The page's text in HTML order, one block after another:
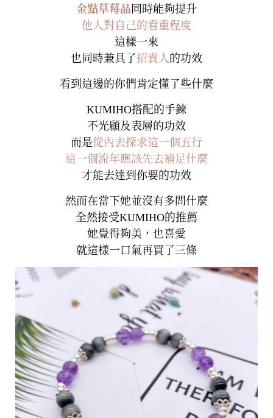
金點草莓晶 同時能夠提升
他人對自己的看重程度
這樣一來
也同時兼具了招貴人 的功效
看到這邊的你們肯定懂了些什麼
KUMIHO搭配的手鍊
不光顧及表層的功效
而是從內去探求這一個五行
這一個流年應該先去補足什麼
才能去達到你要的功效
然而在當下她並沒有多問什麼
全然接受KUMIHO的推薦
她覺得夠美，也喜愛
就這樣一口氣再買了三條